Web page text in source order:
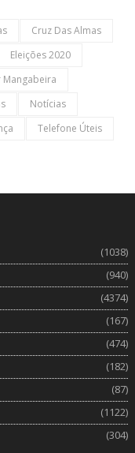
Cruz Das Almas
Eleições 2020
Notícias
Telefone Úteis
(1038)
(940)
(4374)
(167)
(474)
(182)
(87)
(1122)
(304)